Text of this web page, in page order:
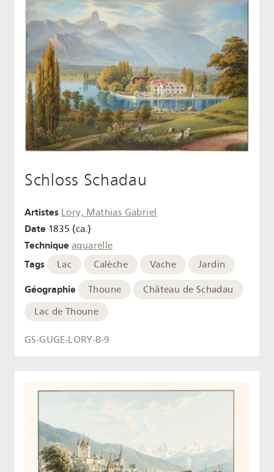
Schloss Schadau
Artistes Lory, Mathias Gabriel
Date 1835 (ca.)
Technique aquarelle
Tags Lac Calèche Vache Jardin
Géographie Thoune
Château de Schadau
Lac de Thoune
GS-GUGE-LORY-B-9